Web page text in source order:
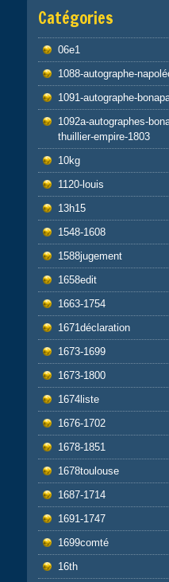
Catégories
06e1
1088-autographe-
1091-autographe-
1092a-autographes-
thuillier-empire-1803
10kg
1120-louis
13h15
1548-1608
1588jugement
1658edit
1663-1754
1671déclaration
1673-1699
1673-1800
1674liste
1676-1702
1678-1851
1678toulouse
1687-1714
1691-1747
1699comté
16th